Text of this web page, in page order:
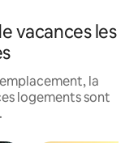
vacances les
la
logements sont